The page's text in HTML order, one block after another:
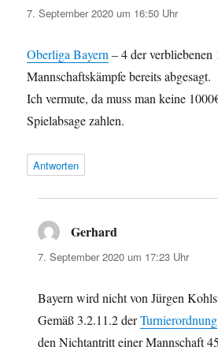
7. September 2020 um 16:50 Uhr
Oberliga Bayern – 4 der verbliebenen
Mannschaftskämpfe bereits abgesagt.
Ich vermute, da muss man keine
Spielabsage zahlen.
Antworten
Gerhard
7. September 2020 um 17:23 Uhr
Bayern wird nicht von Jürgen
Gemäß 3.2.11.2 derTurnierordnung
den Nichtantritt einer Mannschaft